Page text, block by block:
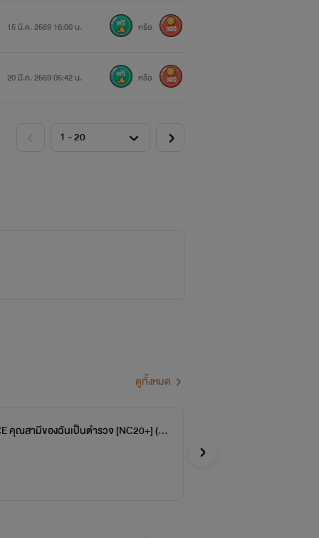
15 มี.ค. 2569 16:00 น. หรือ 300
20 มี.ค. 2569 05:42 น. หรือ 300
ดูทั้งหมด
คุณสามีของฉันเป็นตำรวจ [NC20+] (Re